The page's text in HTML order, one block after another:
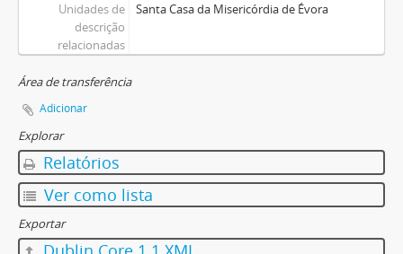
Unidades de
descrição
relacionadas
Santa Casa da Misericórdia de Évora
Área de transferência
Adicionar
Explorar
Relatórios
Ver como lista
Exportar